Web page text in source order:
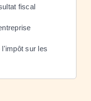
fiscal
l'impôt sur les